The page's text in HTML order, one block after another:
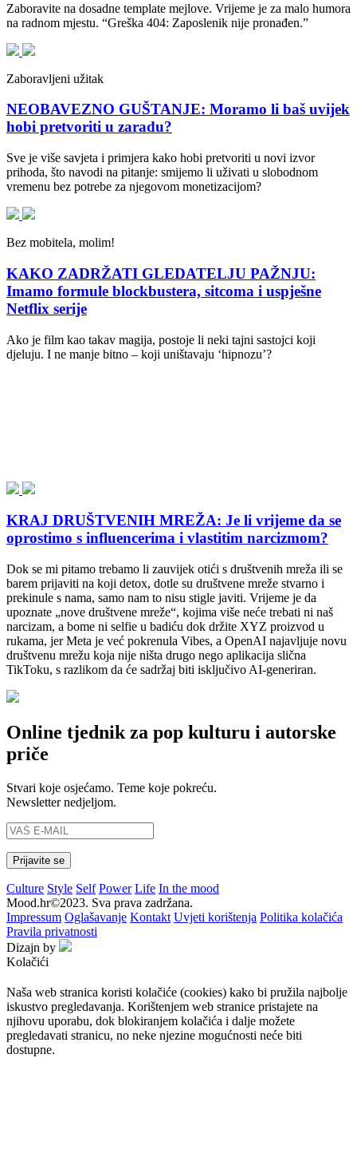
Zaboravite na dosadne template mejlove. Vrijeme je za malo humora
na radnom mjestu. “Greška 404: Zaposlenik nije pronađen.”
Zaboravljeni užitak
NEOBAVEZNO GUŠTANJE: Moramo li baš uvijek
hobi pretvoriti u zaradu?
Sve je više savjeta i primjera kako hobi pretvoriti u novi izvor
prihoda, što navodi na pitanje: smijemo li uživati u slobodnom
vremenu bez potrebe za njegovom monetizacijom?
Bez mobitela, molim!
KAKO ZADRŽATI GLEDATELJU PAŽNJU:
Imamo formule blockbustera, sitcoma i uspješne
Netflix serije
Ako je film kao takav magija, postoje li neki tajni sastojci koji
djeluju. I ne manje bitno – koji uništavaju ‘hipnozu’?
KRAJ DRUŠTVENIH MREŽA: Je li vrijeme da se
oprostimo s influencerima i vlastitim narcizmom?
Dok se mi pitamo trebamo li zauvijek otići s društvenih mreža ili se
barem prijaviti na koji detox, dotle su društvene mreže stvarno i
prekinule s nama, samo nam to nisu stigle javiti. Vrijeme je da
upoznate „nove društvene mreže“, kojima više neće trebati ni naš
narcizam, a bome ni selfie u badiću dok držite XYZ proizvod u
rukama, jer Meta je već pokrenula Vibes, a OpenAI najavljuje novu
društvenu mrežu koja nije ništa drugo nego aplikacija slična
TikToku, s razlikom da će sadržaj biti isključivo AI-generiran.
Online tjednik za pop kulturu i autorske
priče
Stvari koje osjećamo. Teme koje pokreću.
Newsletter nedjeljom.
Culture Style Self Power Life In the mood
Mood.hr©2023. Sva prava zadržana.
Impressum Oglašavanje Kontakt Uvjeti korištenja Politika kolačića
Pravila privatnosti
Dizajn by
Kolačići
Naša web stranica koristi kolačiće (cookies) kako bi pružila najbolje
iskustvo pregledavanja. Korištenjem web stranice pristajete na
njihovu uporabu, dok blokiranjem kolačića i dalje možete
pregledavati stranicu, no neke njezine mogućnosti neće biti
dostupne.